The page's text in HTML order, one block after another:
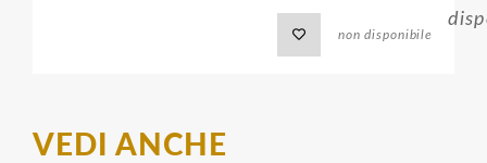
non disponibile
VEDI ANCHE